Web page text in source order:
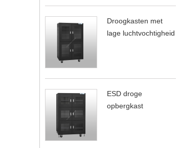
Droogkasten met
lage luchtvochtigheid
ESD droge
opbergkast